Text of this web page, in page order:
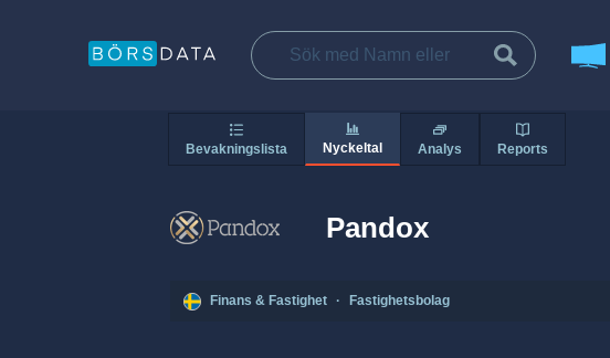
Bevakningslista Nyckeltal Analys Reports
Pandox
Finans & Fastighet · Fastighetsbolag